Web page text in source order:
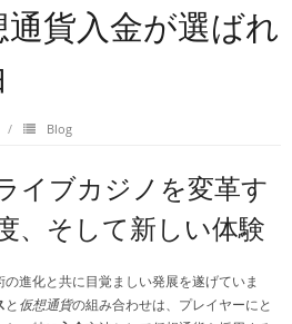
貨入金が選ばれ
Blog
イブカジノを変革す
、そして新しい体験
進化と共に目覚ましい発展を遂げていま
と 仮想通貨の組み合わせは、プレイヤーにと